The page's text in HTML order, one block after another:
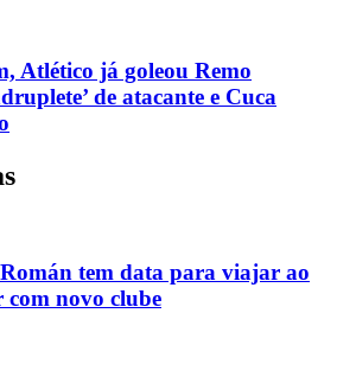
Atlético já goleou Remo
de atacante e Cuca
tem data para viajar ao
com novo clube